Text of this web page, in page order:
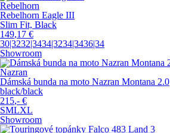
Rebelhorn
Rebelhorn Eagle III
Slim Fit, Black
149,17 €
30|3232|3434|3234|3436|34
Showroom
Nazran
Dámská bunda na moto Nazran Montana 2.0
black/black
215,- €
SMLXL
Showroom